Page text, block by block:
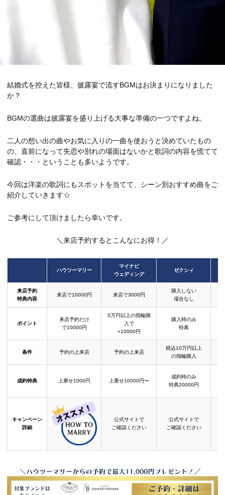
結婚式を控えた皆様、披露宴で流すBGMはお決まりになりました
か？
BGMの選曲は披露宴を盛り上げる大事な準備の一つですよね。
二人の想い出の曲やお気に入りの一曲を使おうと決めていたもの
の、直前になって失恋や別れの場面はないかと歌詞の内容を慌てて
確認・・・ということも多いようです。
今回は洋楽の歌詞にもスポットを当てて、シーン別おすすめ曲をご
紹介していきます☆
ご参考にして頂けましたら幸いです。
＼来店予約するとこんなにお得！／
ハウツーマリー
マイナビ
ウェディング
ゼクシィ
来店予約
特典内容
来店で10000円 来店で3000円
購入しない
場合なし
ポイント
来店予約だけ
で10000円
5万円以上の指輪購
入で
+10000円
購入時のみ
特典
条件 予約の上来店 予約の上来店
税込10万円以上
の指輪購入
成約特典 上乗せ1000円 上乗せ10000円〜
成約時のみ
特典20000円
キャンペーン
詳細
公式サイトで
ご確認ください
公式サイトで
ご確認ください